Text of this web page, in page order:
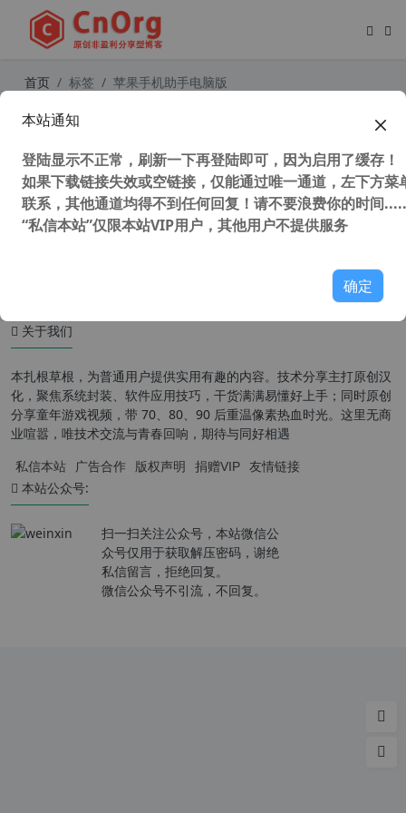
首页 标签 苹果手机助手电脑版
Tenorshare iCareFone v8.5.5.1 中文
具 iPhone资料转移神器
关于我们
本扎根草根，为普通用户提供实用有趣的内容。技术分享主打原创汉
化，聚焦系统封装、软件应用技巧，干货满满易懂好上手；同时原创
分享童年游戏视频，带 70、80、90 后重温像素热血时光。这里无商
业喧嚣，唯技术交流与青春回响，期待与同好相遇
私信本站 广告合作 版权声明 捐赠VIP 友情链接
本站公众号:
扫一扫关注公众号，本站微信公
众号仅用于获取解压密码，谢绝
私信留言，拒绝回复。
微信公众号不引流，不回复。
本站通知
登陆显示不正常，刷新一下再登陆即可，因为启用了缓存！
如果下载链接失效或空链接，仅能通过唯一通道，左下方菜
联系，其他通道均得不到任何回复！请不要浪费你的时间
“私信本站”仅限本站VIP用户，其他用户不提供服务
确定